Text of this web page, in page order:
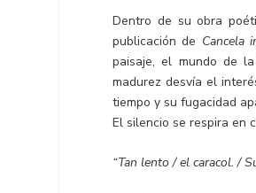
Dentro de su obra
publicación de Cancela
paisaje, el mundo de
madurez desvía el
tiempo y su fugacidad
El silencio se respira en
“Tan lento / el caracol. /